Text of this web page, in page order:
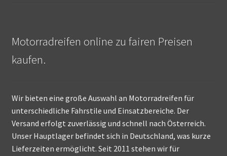
Motorradreifen online zu fairen Preisen
kaufen.
Wir bieten eine große Auswahl an Motorradreifen für
unterschiedliche Fahrstile und Einsatzbereiche. Der
Versand erfolgt zuverlässig und schnell nach Österreich.
Unser Hauptlager befindet sich in Deutschland, was kurze
Lieferzeiten ermöglicht. Seit 2011 stehen wir für